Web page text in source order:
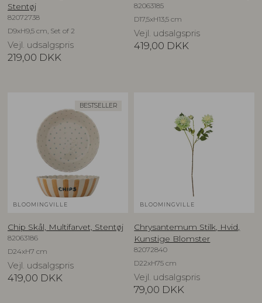
Stentøj
82072738
D9xH9,5 cm, Set of 2
Vejl. udsalgspris
219,00 DKK
82063185
D17,5xH13,5 cm
Vejl. udsalgspris
419,00 DKK
BESTSELLER
BLOOMINGVILLE
Chip Skål, Multifarvet, Stentøj
82063186
D24xH7 cm
Vejl. udsalgspris
419,00 DKK
BLOOMINGVILLE
Chrysantemum Stilk, Hvid,
Kunstige Blomster
82072840
D22xH75 cm
Vejl. udsalgspris
79,00 DKK